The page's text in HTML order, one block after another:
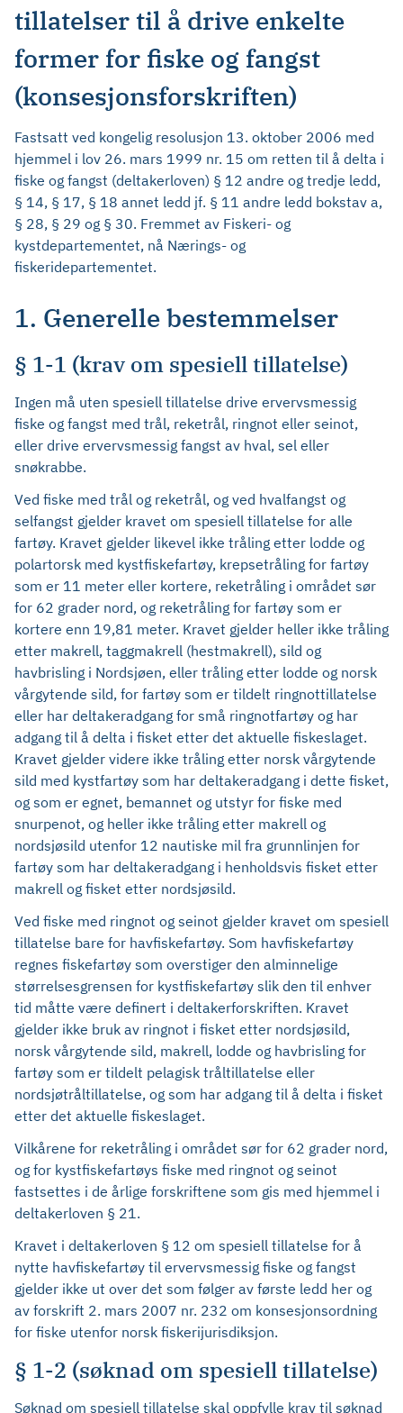
tillatelser til å drive enkelte
former for fiske og fangst
(konsesjonsforskriften)
Fastsatt ved kongelig resolusjon 13. oktober 2006 med
hjemmel i lov 26. mars 1999 nr. 15 om retten til å delta i
fiske og fangst (deltakerloven) § 12 andre og tredje ledd,
§ 14, § 17, § 18 annet ledd jf. § 11 andre ledd bokstav a,
§ 28, § 29 og § 30. Fremmet av Fiskeri- og
kystdepartementet, nå Nærings- og
fiskeridepartementet.
1. Generelle bestemmelser
§ 1-1 (krav om spesiell tillatelse)
Ingen må uten spesiell tillatelse drive ervervsmessig
fiske og fangst med trål, reketrål, ringnot eller seinot,
eller drive ervervsmessig fangst av hval, sel eller
snøkrabbe.
Ved fiske med trål og reketrål, og ved hvalfangst og
selfangst gjelder kravet om spesiell tillatelse for alle
fartøy. Kravet gjelder likevel ikke tråling etter lodde og
polartorsk med kystfiskefartøy, krepsetråling for fartøy
som er 11 meter eller kortere, reketråling i området sør
for 62 grader nord, og reketråling for fartøy som er
kortere enn 19,81 meter. Kravet gjelder heller ikke tråling
etter makrell, taggmakrell (hestmakrell), sild og
havbrisling i Nordsjøen, eller tråling etter lodde og norsk
vårgytende sild, for fartøy som er tildelt ringnottillatelse
eller har deltakeradgang for små ringnotfartøy og har
adgang til å delta i fisket etter det aktuelle fiskeslaget.
Kravet gjelder videre ikke tråling etter norsk vårgytende
sild med kystfartøy som har deltakeradgang i dette fisket,
og som er egnet, bemannet og utstyr for fiske med
snurpenot, og heller ikke tråling etter makrell og
nordsjøsild utenfor 12 nautiske mil fra grunnlinjen for
fartøy som har deltakeradgang i henholdsvis fisket etter
makrell og fisket etter nordsjøsild.
Ved fiske med ringnot og seinot gjelder kravet om spesiell
tillatelse bare for havfiskefartøy. Som havfiskefartøy
regnes fiskefartøy som overstiger den alminnelige
størrelsesgrensen for kystfiskefartøy slik den til enhver
tid måtte være definert i deltakerforskriften. Kravet
gjelder ikke bruk av ringnot i fisket etter nordsjøsild,
norsk vårgytende sild, makrell, lodde og havbrisling for
fartøy som er tildelt pelagisk tråltillatelse eller
nordsjøtråltillatelse, og som har adgang til å delta i fisket
etter det aktuelle fiskeslaget.
Vilkårene for reketråling i området sør for 62 grader nord,
og for kystfiskefartøys fiske med ringnot og seinot
fastsettes i de årlige forskriftene som gis med hjemmel i
deltakerloven § 21.
Kravet i deltakerloven § 12 om spesiell tillatelse for å
nytte havfiskefartøy til ervervsmessig fiske og fangst
gjelder ikke ut over det som følger av første ledd her og
av forskrift 2. mars 2007 nr. 232 om konsesjonsordning
for fiske utenfor norsk fiskerijurisdiksjon.
§ 1-2 (søknad om spesiell tillatelse)
Søknad om spesiell tillatelse skal oppfylle krav til søknad